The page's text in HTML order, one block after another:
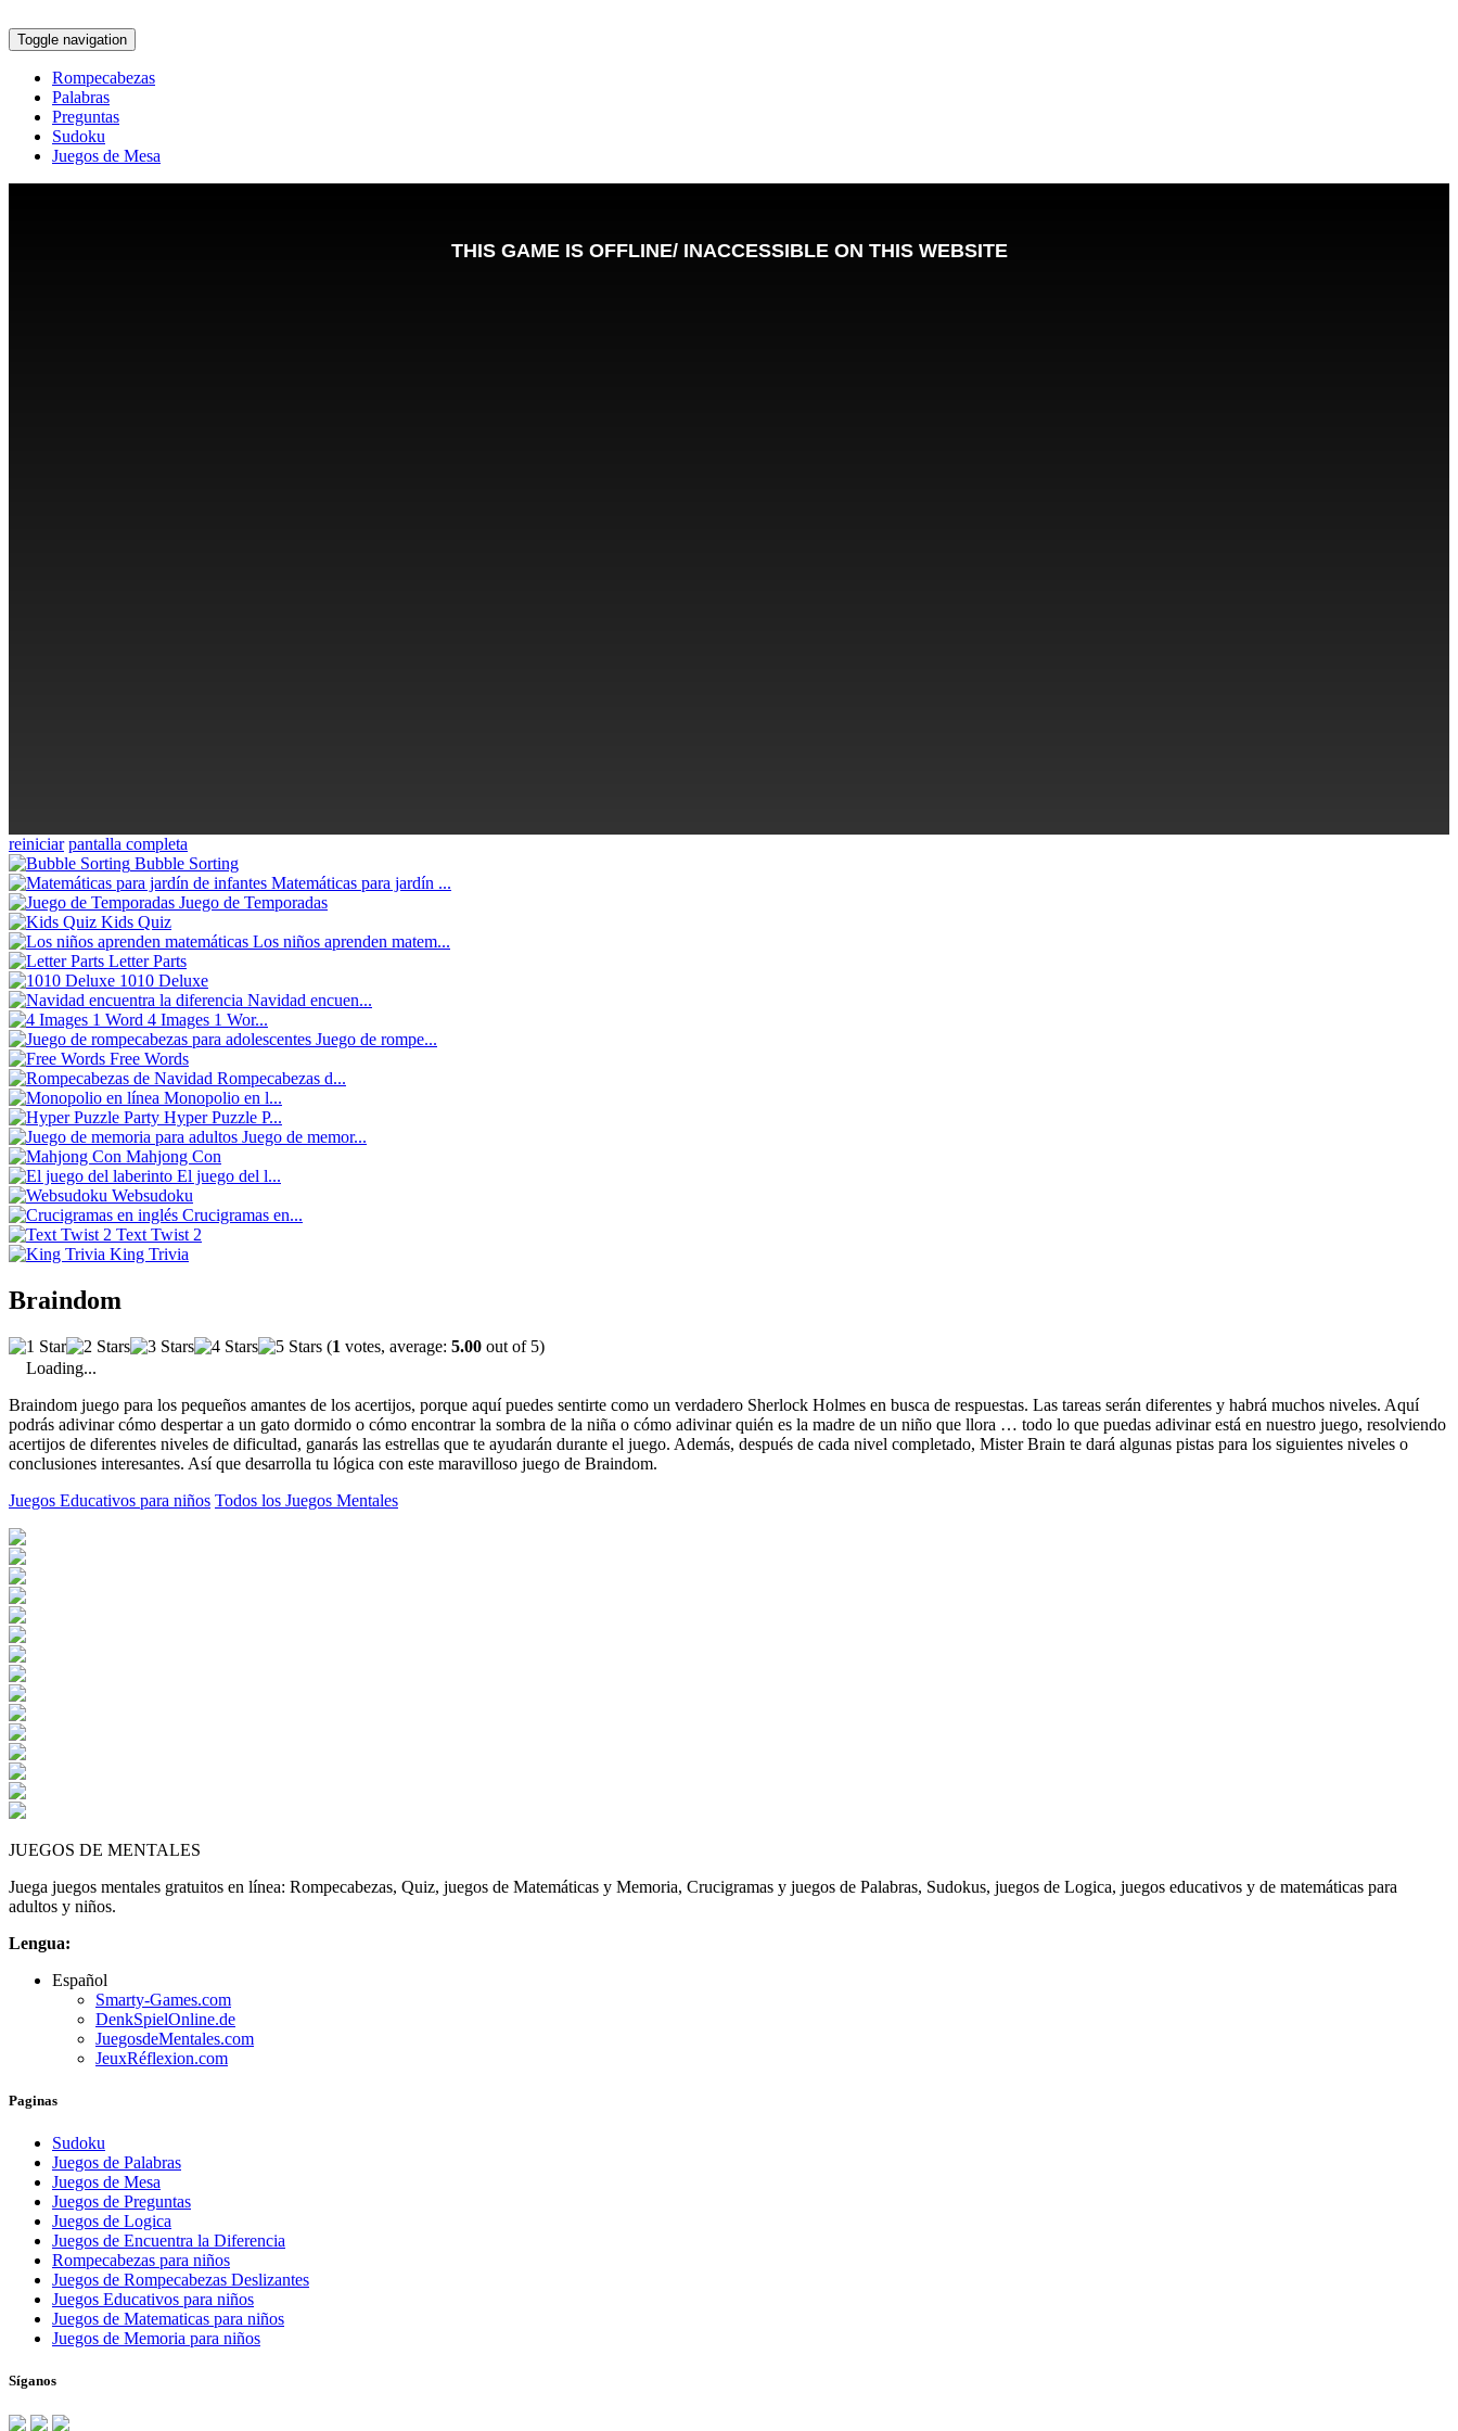
Toggle navigation
Rompecabezas
Palabras
Preguntas
Sudoku
Juegos de Mesa
reiniciar pantalla completa
Bubble Sorting
Matemáticas para jardín ...
Juego de Temporadas
Kids Quiz
Los niños aprenden matem...
Letter Parts
1010 Deluxe
Navidad encuen...
4 Images 1 Wor...
Juego de rompe...
Free Words
Rompecabezas d...
Monopolio en l...
Hyper Puzzle P...
Juego de memor...
Mahjong Con
El juego del l...
Websudoku
Crucigramas en...
Text Twist 2
King Trivia
Braindom
(1 votes, average: 5.00 out of 5)
Loading...
Braindom juego para los pequeños amantes de los acertijos, porque aquí puedes sentirte como un verdadero Sherlock Holmes en busca de respuestas. Las tareas serán diferentes y habrá muchos niveles. Aquí
podrás adivinar cómo despertar a un gato dormido o cómo encontrar la sombra de la niña o cómo adivinar quién es la madre de un niño que llora … todo lo que puedas adivinar está en nuestro juego, resolviendo
acertijos de diferentes niveles de dificultad, ganarás las estrellas que te ayudarán durante el juego. Además, después de cada nivel completado, Mister Brain te dará algunas pistas para los siguientes niveles o
conclusiones interesantes. Así que desarrolla tu lógica con este maravilloso juego de Braindom.
Juegos Educativos para niños Todos los Juegos Mentales
JUEGOS DE MENTALES
Juega juegos mentales gratuitos en línea: Rompecabezas, Quiz, juegos de Matemáticas y Memoria, Crucigramas y juegos de Palabras, Sudokus, juegos de Logica, juegos educativos y de matemáticas para
adultos y niños.
Lengua:
Español
Smarty-Games.com
DenkSpielOnline.de
JuegosdeMentales.com
JeuxRéflexion.com
Paginas
Sudoku
Juegos de Palabras
Juegos de Mesa
Juegos de Preguntas
Juegos de Logica
Juegos de Encuentra la Diferencia
Rompecabezas para niños
Juegos de Rompecabezas Deslizantes
Juegos Educativos para niños
Juegos de Matematicas para niños
Juegos de Memoria para niños
Síganos